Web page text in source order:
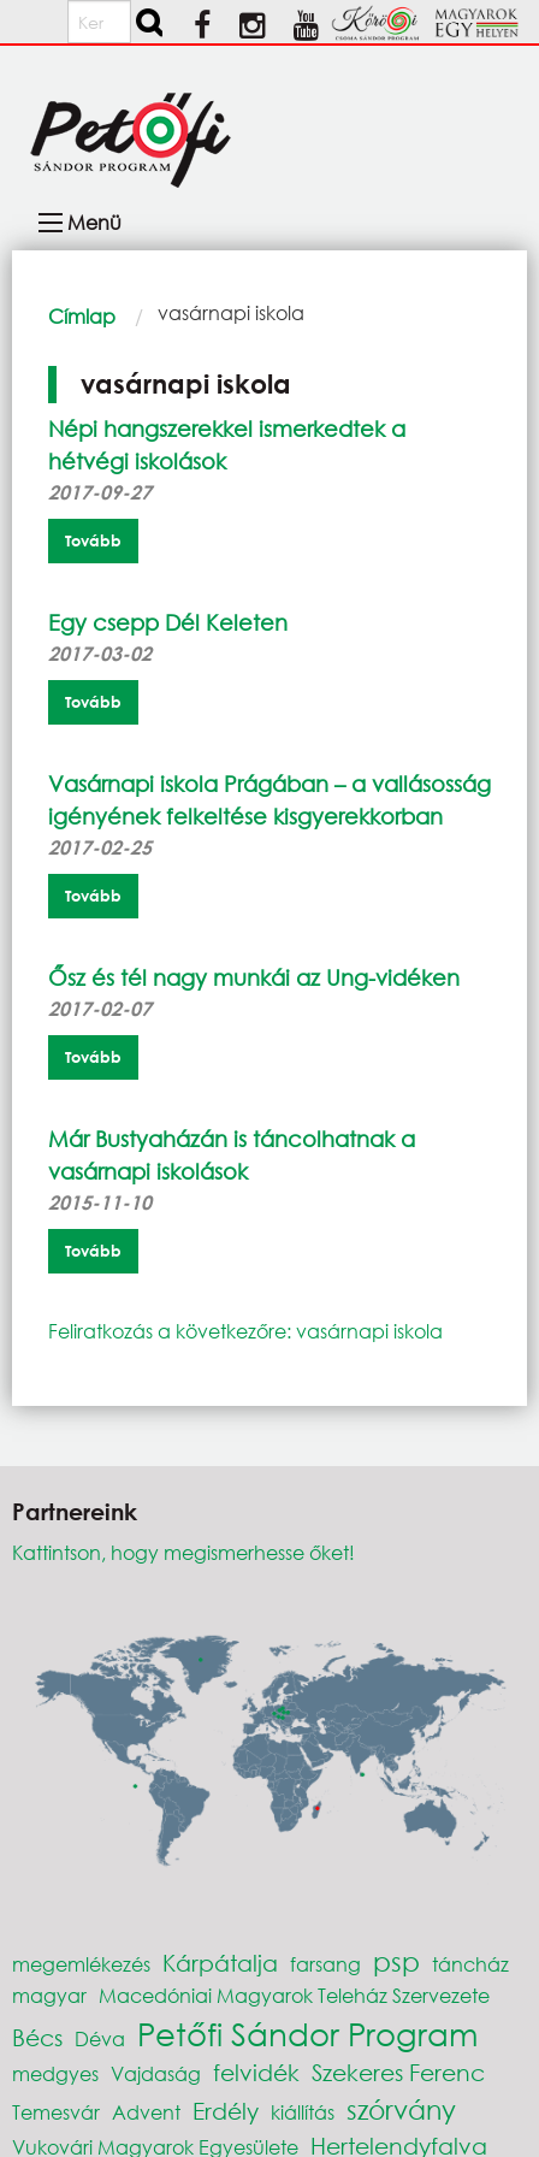
Ugrás a tartalomra
Keresés
navigáció
Menü
Morzsa
Címlap Current:
vasárnapi iskola
vasárnapi iskola
Népi hangszerekkel ismerkedtek a
hétvégi iskolások
2017-09-27
Tovább
Egy csepp Dél Keleten
2017-03-02
Tovább
Vasárnapi iskola Prágában – a vallásosság
igényének felkeltése kisgyerekkorban
2017-02-25
Tovább
Ősz és tél nagy munkái az Ung-vidéken
2017-02-07
Tovább
Már Bustyaházán is táncolhatnak a
vasárnapi iskolások
2015-11-10
Tovább
Feliratkozás a következőre: vasárnapi iskola
Partnereink
Kattintson, hogy megismerhesse őket!
megemlékezés Kárpátalja farsang psp táncház
magyar Macedóniai Magyarok Teleház Szervezete
Bécs Déva Petőfi Sándor Program
medgyes Vajdaság felvidék Szekeres Ferenc
Temesvár Advent Erdély kiállítás szórvány
Vukovári Magyarok Egyesülete Hertelendyfalva